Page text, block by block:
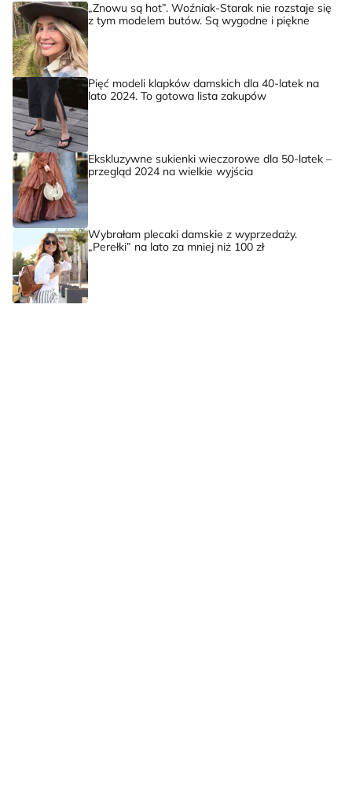
głowy na kilka
sezonów
komplety
„Znowu są hot”. Woźniak-Starak nie rozstaje się
z tym modelem butów. Są wygodne i piękne
Pięć modeli klapków damskich dla 40-latek na
lato 2024. To gotowa lista zakupów
Ekskluzywne sukienki wieczorowe dla 50-latek –
przegląd 2024 na wielkie wyjścia
Wybrałam plecaki damskie z wyprzedaży.
„Perełki” na lato za mniej niż 100 zł